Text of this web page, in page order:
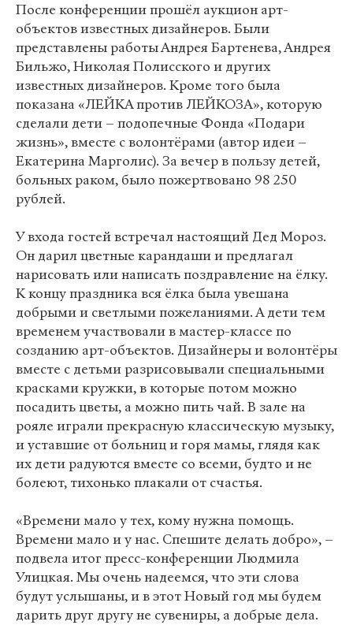
После конференции прошёл аукцион арт-
объектов известных дизайнеров. Были
представлены работы Андрея Бартенева, Андрея
Бильжо, Николая Полисского и других
известных дизайнеров. Кроме того была
показана «ЛЕЙКА против ЛЕЙКОЗА», которую
сделали дети – подопечные Фонда «Подари
жизнь», вместе с волонтёрами (автор идеи –
Екатерина Марголис). За вечер в пользу детей,
больных раком, было пожертвовано 98 250
рублей.
У входа гостей встречал настоящий Дед Мороз.
Он дарил цветные карандаши и предлагал
нарисовать или написать поздравление на ёлку.
К концу праздника вся ёлка была увешана
добрыми и светлыми пожеланиями. А дети тем
временем участвовали в мастер-классе по
созданию арт-объектов. Дизайнеры и волонтёры
вместе с детьми разрисовывали специальными
красками кружки, в которые потом можно
посадить цветы, а можно пить чай. В зале на
рояле играли прекрасную классическую музыку,
и уставшие от больниц и горя мамы, глядя как
их дети радуются вместе со всеми, будто и не
болеют, тихонько плакали от счастья.
«Времени мало у тех, кому нужна помощь.
Времени мало и у нас. Спешите делать добро», –
подвела итог пресс-конференции Людмила
Улицкая. Мы очень надеемся, что эти слова
будут услышаны, и в этот Новый год мы будем
дарить друг другу не сувениры, а добрые дела.